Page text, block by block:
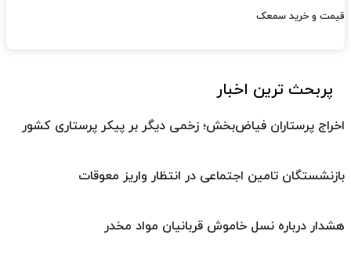
قیمت و خرید سمعک
پربحث ترین اخبار
اخراج پرستاران فیاض‌بخش؛ زخمی دیگر بر پیکر پرستاری کشور
بازنشستگان تامین اجتماعی در انتظار واریز معوقات
هشدار درباره نسل خاموش قربانیان مواد مخدر